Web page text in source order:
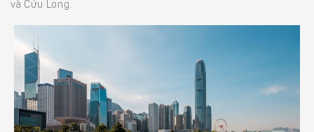
và Cửu Long.